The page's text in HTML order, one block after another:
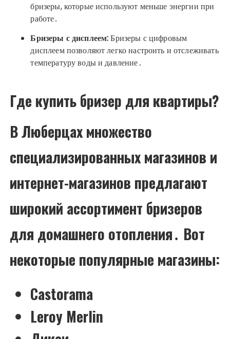
бризеры, которые используют меньше энергии при
работе․
Бризеры с дисплеем:Бризеры с цифровым
дисплеем позволяют легко настроить и отслеживать
температуру воды и давление․
Где купить бризер для квартиры?
В Люберцах множество
специализированных магазинов и
интернет-магазинов предлагают
широкий ассортимент бризеров
для домашнего отопления․ Вот
некоторые популярные магазины:
Castorama
Leroy Merlin